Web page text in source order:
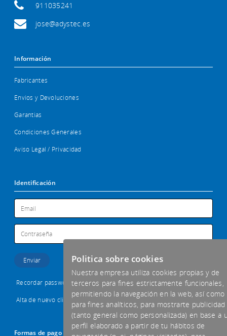
911035241
jose@adystec.es
Información
Fabricantes
Envios y Devoluciones
Garantias
Condiciones Generales
Aviso Legal / Privacidad
Identificación
Recordar password
Alta de nuevo cliente
Formas de pago aceptadas
Politica sobre cookies
Nuestra empresa utiliza cookies propias y de
terceros para fines estrictamente funcionales,
permitiendo la navegación en la web, así como
para fines analíticos, para mostrarte publicidad
(tanto general como personalizada) en base a
perfil elaborado a partir de tu hábitos de